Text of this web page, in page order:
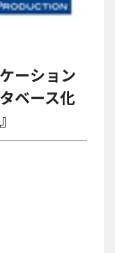
ーション
ベース化